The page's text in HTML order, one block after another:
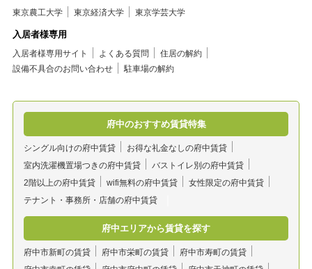
東京農工大学 東京経済大学 東京学芸大学
入居者様専用
入居者様専用サイト よくある質問
住居の解約
設備不具合のお問い合わせ
駐車場の解約
府中のおすすめ賃貸特集
シングル向けの府中賃貸
お得な礼金なしの府中賃貸
室内洗濯機置場つきの府中賃貸
バストイレ別の府中賃貸
2階以上の府中賃貸
wifi無料の府中賃貸
女性限定の府中賃貸
テナント・事務所・店舗の府中賃貸
府中エリアから賃貸を探す
府中市新町の賃貸 府中市栄町の賃貸
府中市寿町の賃貸